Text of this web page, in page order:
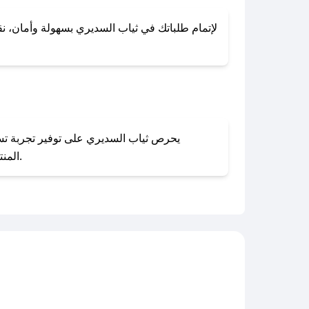
لإتمام طلباتك في ثياب السديري بسهولة وأمان،
المنتجات بحالتها الأصلية وغير مستخدمة. يمكنك تقديم طلب الإرجاع بسهولة عبر موقعنا الإلكتروني أو من خلال خدمة العملاء.